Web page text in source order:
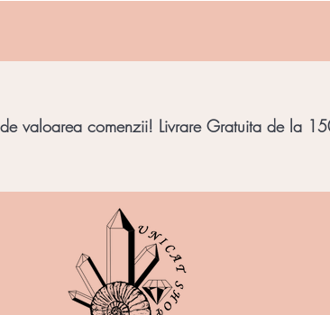
valoarea comenzii! Livrare Gratuita de la